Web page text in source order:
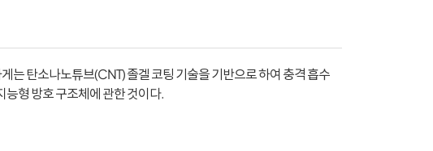
는 탄소나노튜브(CNT) 졸겔 코팅 기술을 기반으로 하여 충격 흡수
능형 방호 구조체에 관한 것이다.